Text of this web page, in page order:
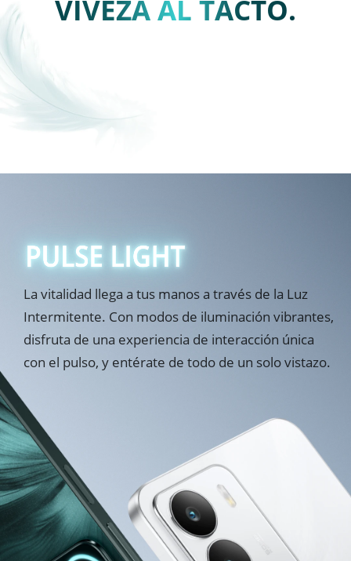
VIVEZA AL TACTO.
La vitalidad llega a tus manos a través de la Luz
Intermitente. Con modos de iluminación vibrantes,
disfruta de una experiencia de interacción única
con el pulso, y entérate de todo de un solo vistazo.